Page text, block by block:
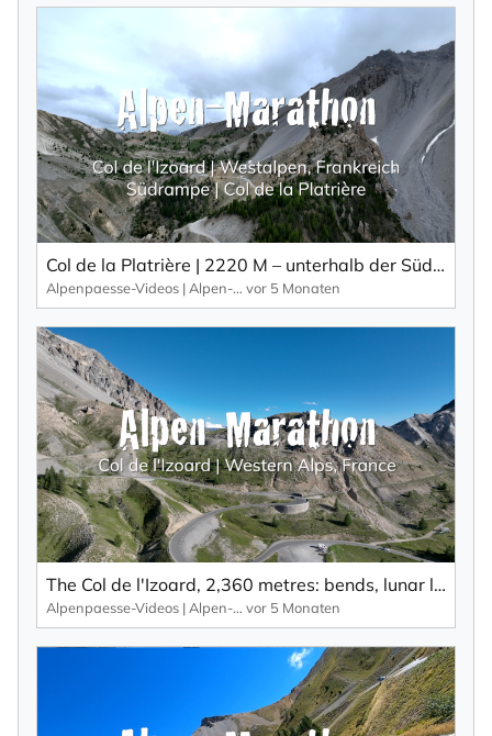
Col de la Platrière | 2220 M – unterhalb der Südrampe des Col de l'Izoard.
Alpenpaesse-Videos | Alpen-Marathon vor 5 Monaten
The Col de l'Izoard, 2,360 metres: bends, lunar landscape and a unique monument.
Alpenpaesse-Videos | Alpen-Marathon vor 5 Monaten